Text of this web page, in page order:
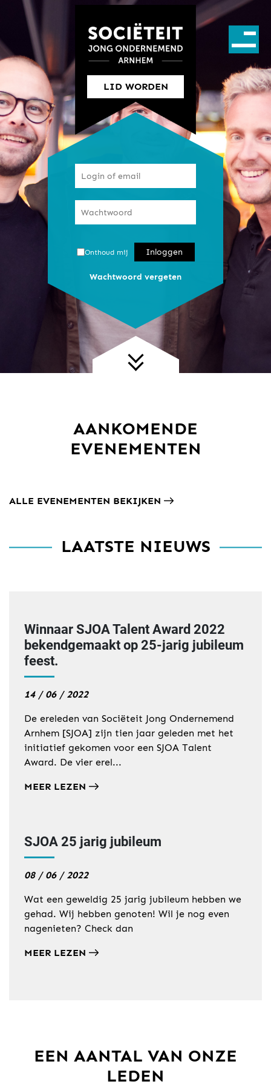
LID WORDEN
Onthoud mij
Wachtwoord vergeten
AANKOMENDE
EVENEMENTEN
ALLE EVENEMENTEN BEKIJKEN
LAATSTE NIEUWS
Winnaar SJOA Talent Award 2022
bekendgemaakt op 25-jarig jubileum
feest.
14 / 06 / 2022
De ereleden van Sociëteit Jong Ondernemend
Arnhem [SJOA] zijn tien jaar geleden met het
initiatief gekomen voor een SJOA Talent
Award. De vier erel...
MEER LEZEN
SJOA 25 jarig jubileum
08 / 06 / 2022
Wat een geweldig 25 jarig jubileum hebben we
gehad. Wij hebben genoten! Wil je nog even
nagenieten? Check dan
MEER LEZEN
EEN AANTAL VAN ONZE
LEDEN